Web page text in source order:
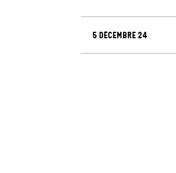
5 décembre 24